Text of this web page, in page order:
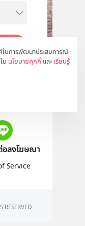
นการพัฒนาประสบการณ์
น นโยบายคุกกี้ และ เรียนรู้
ลงโฆษณา
Service